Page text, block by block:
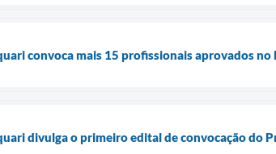
convoca mais 15 profissionais aprovados no
divulga o primeiro edital de convocação do